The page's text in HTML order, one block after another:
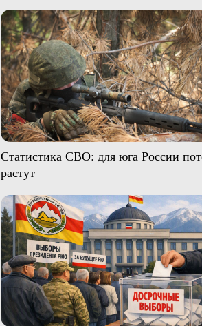
Статистика СВО: для юга России
растут